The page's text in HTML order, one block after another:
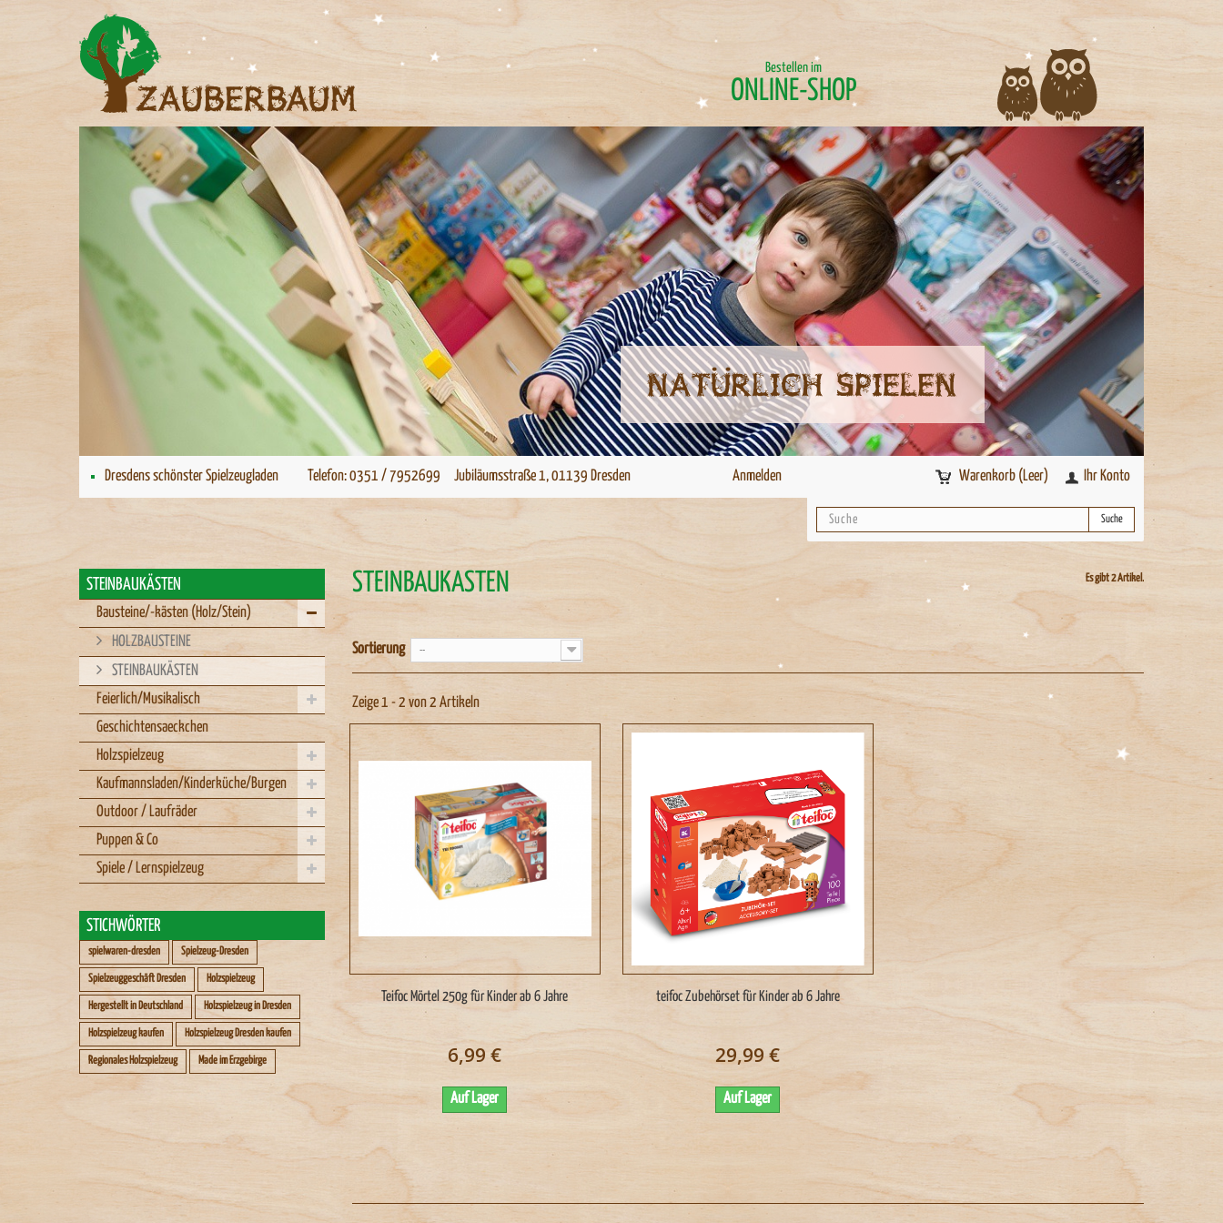
Bestellen im
ONLINE-SHOP
Natürlich spielen
Dresdens schönster Spielzeugladen Telefon: 0351 / 7952699 Jubiläumsstraße 1, 01139 Dresden Anmelden Warenkorb (Leer) Ihr Konto
Suche
STEINBAUKÄSTEN
Bausteine/-kästen (Holz/Stein)
HOLZBAUSTEINE
STEINBAUKÄSTEN
Feierlich/Musikalisch
Geschichtensaeckchen
Holzspielzeug
Kaufmannsladen/Kinderküche/Burgen
Outdoor / Laufräder
Puppen & Co
Spiele / Lernspielzeug
STICHWÖRTER
spielwaren-dresden Spielzeug-Dresden
Spielzeuggeschäft Dresden Holzspielzeug
Hergestellt in Deutschland Holzspielzeug in Dresden
Holzspielzeug kaufen Holzspielzeug Dresden kaufen
Regionales Holzspielzeug Made im Erzgebirge
STEINBAUKÄSTEN Es gibt 2 Artikel.
Sortierung --
Zeige 1 - 2 von 2 Artikeln
Teifoc Mörtel 250g für Kinder ab 6 Jahre
6,99 €
Auf Lager
teifoc Zubehörset für Kinder ab 6 Jahre
29,99 €
Auf Lager